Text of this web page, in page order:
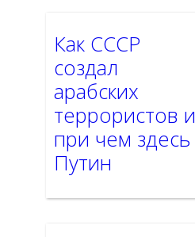
Как СССР
создал
арабских
террористов и
при чем здесь
Путин